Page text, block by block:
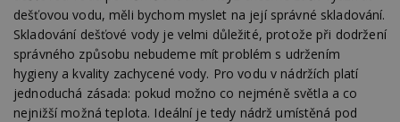
dešťovou vodu, měli bychom myslet na její správné skladování.
Skladování dešťové vody je velmi důležité, protože při dodržení
správného způsobu nebudeme mít problém s udržením
hygieny a kvality zachycené vody. Pro vodu v nádržích platí
jednoduchá zásada: pokud možno co nejméně světla a co
nejnižší možná teplota. Ideální je tedy nádrž umístěná pod